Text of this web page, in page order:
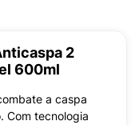
2
600ml
a caspa
Com tecnologia